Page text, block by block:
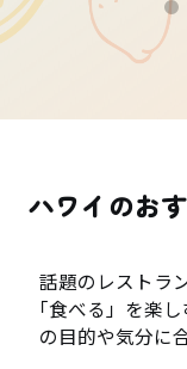
ハワイのお
話題のレストラ
「食べる」を楽
の目的や気分に